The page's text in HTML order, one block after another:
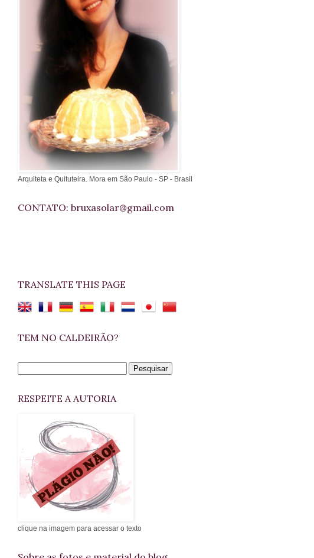
Arquiteta e Quituteira. Mora em São Paulo - SP - Brasil
CONTATO: bruxasolar@gmail.com
TRANSLATE THIS PAGE
TEM NO CALDEIRÃO?
RESPEITE A AUTORIA
clique na imagem para acessar o texto